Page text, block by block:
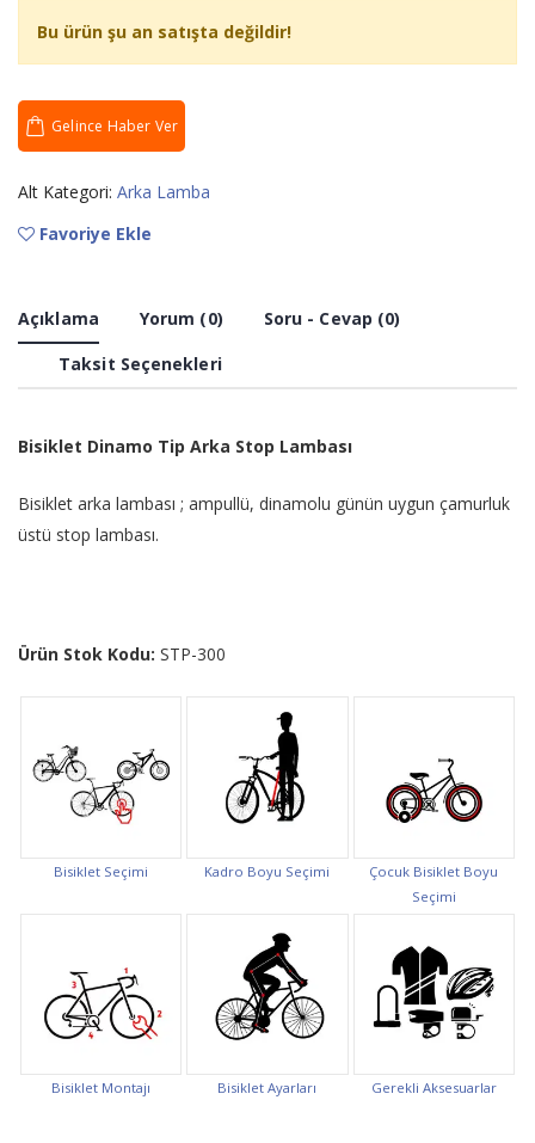
Bu ürün şu an satışta değildir!
Gelince Haber Ver
Alt Kategori: Arka Lamba
Favoriye Ekle
Açıklama Yorum (0)
Soru - Cevap (0)
Taksit Seçenekleri
Bisiklet Dinamo Tip Arka Stop Lambası
Bisiklet arka lambası ; ampullü, dinamolu günün uygun çamurluk
üstü stop lambası.
Ürün Stok Kodu: STP-300
Bisiklet Seçimi Kadro Boyu Seçimi
Çocuk Bisiklet Boyu
Seçimi
Bisiklet Montajı Bisiklet Ayarları Gerekli Aksesuarlar